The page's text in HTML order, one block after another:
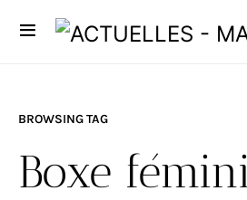
BROWSING TAG
Boxe